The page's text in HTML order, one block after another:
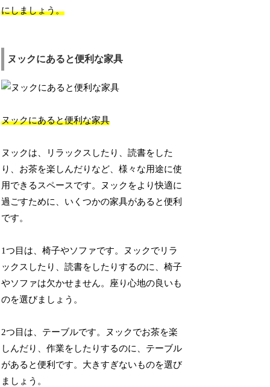
にしましょう。
ヌックにあると便利な家具
ヌックにあると便利な家具
ヌックは、リラックスしたり、読書をした
り、お茶を楽しんだりなど、様々な用途に使
用できるスペースです。ヌックをより快適に
過ごすために、いくつかの家具があると便利
です。
1つ目は、椅子やソファです。ヌックでリラ
ックスしたり、読書をしたりするのに、椅子
やソファは欠かせません。座り心地の良いも
のを選びましょう。
2つ目は、テーブルです。ヌックでお茶を楽
しんだり、作業をしたりするのに、テーブル
があると便利です。大きすぎないものを選び
ましょう。